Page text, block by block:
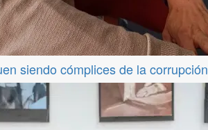
siendo cómplices de la